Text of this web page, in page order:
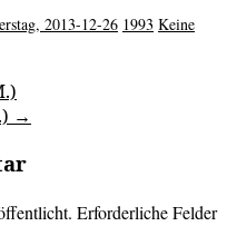
2013-12-26 1993 Keine
→
Erforderliche Felder